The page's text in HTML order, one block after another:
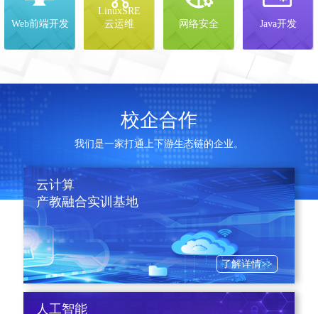
Web前端开发
LinuxSRE
云运维
网络安全 Java开发
校企合作
我们是一家打通上下游生态链的企业。
云计算
产教融合实训基地
了解详情>>
人工智能